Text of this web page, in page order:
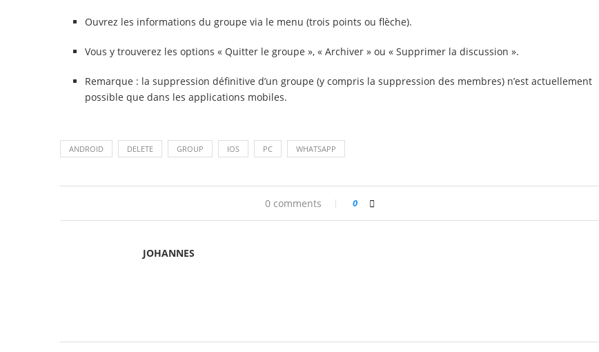
Ouvrez les informations du groupe via le menu (trois points ou flèche).
Vous y trouverez les options « Quitter le groupe », « Archiver » ou « Supprimer la discussion ».
Remarque : la suppression définitive d’un groupe (y compris la suppression des membres) n’est actuellement
possible que dans les applications mobiles.
ANDROID DELETE GROUP IOS PC WHATSAPP
0 comments 0
JOHANNES